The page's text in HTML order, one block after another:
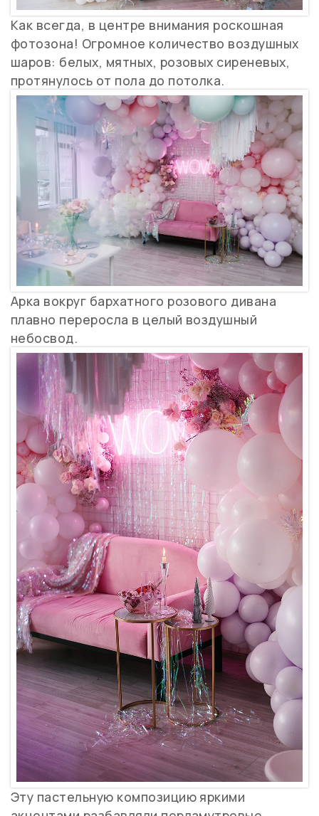
Как всегда, в центре внимания роскошная
фотозона! Огромное количество воздушных
шаров: белых, мятных, розовых сиреневых,
протянулось от пола до потолка.
Арка вокруг бархатного розового дивана
плавно переросла в целый воздушный
небосвод.
Эту пастельную композицию яркими